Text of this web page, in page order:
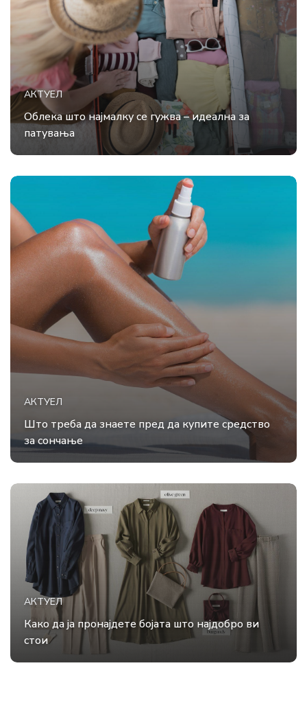
АКТУЕЛ
Облека што најмалку се гужва – идеална за
патувања
АКТУЕЛ
Што треба да знаете пред да купите средство
за сончање
АКТУЕЛ
Како да ја пронајдете бојата што најдобро ви
стои